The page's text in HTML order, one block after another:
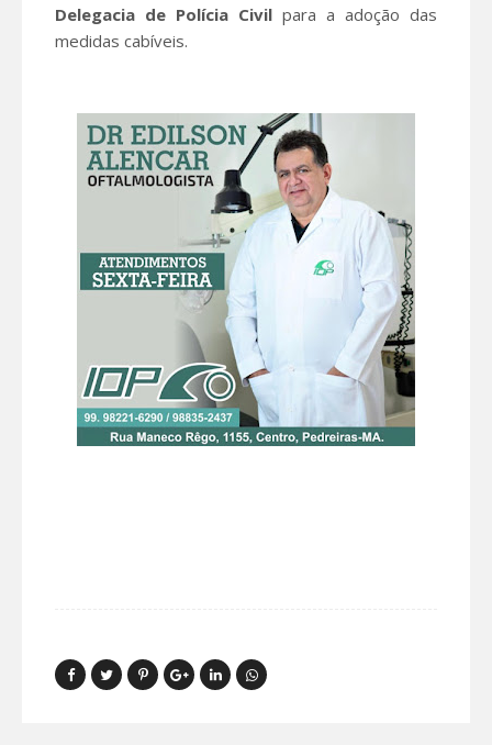
Delegacia de Polícia Civil para a adoção das
medidas cabíveis.